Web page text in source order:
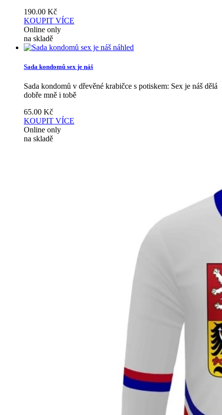
190.00 Kč
KOUPIT VÍCE
Online only
na skladě
náhled
Sada kondomů sex je náš
Sada kondomů v dřevěné krabičce s potiskem: Sex je náš dělá
dobře mně i tobě
65.00 Kč
KOUPIT VÍCE
Online only
na skladě